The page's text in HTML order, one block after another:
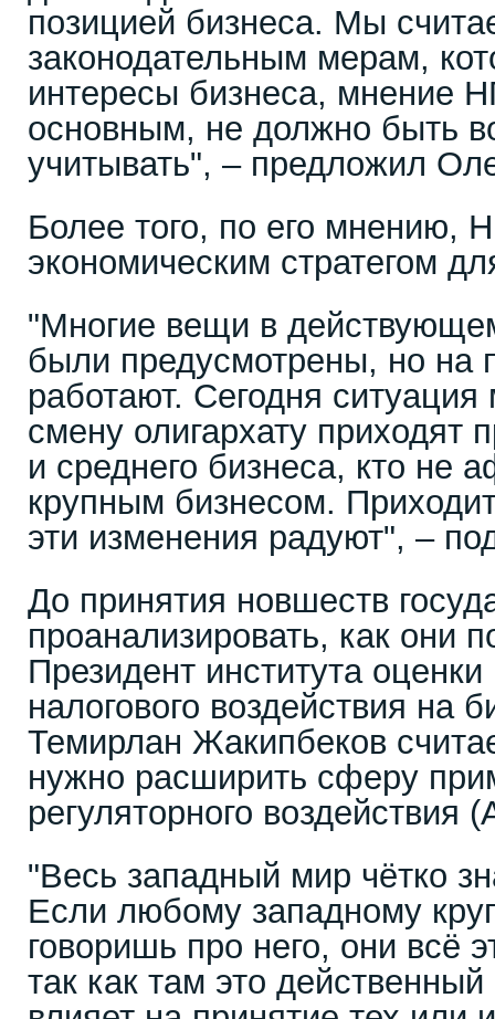
позицией бизнеса. Мы
законодательным мерам,
интересы бизнеса, мнение
основным, не должно быть
учитывать", – предложил
Более того, по его мнению,
экономическим стратегом
"Многие вещи в
были предусмотрены, но на
работают. Сегодня
смену олигархату приходят
и среднего бизнеса, кто не
крупным бизнесом.
эти изменения радуют", –
До принятия новшеств
проанализировать, как они
Президент института оценки
налогового воздействия на
Темирлан Жакипбеков
нужно расширить сферу
регуляторного воздействия
"Весь западный мир чётко
Если любому западному
говоришь про него, они всё
так как там это